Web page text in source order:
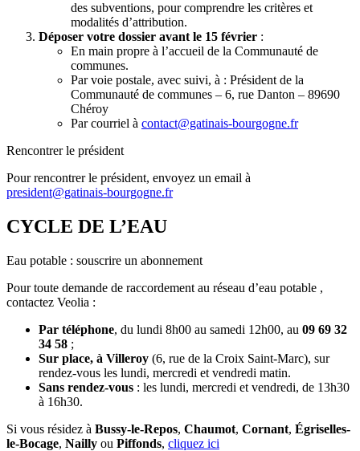
des subventions, pour comprendre les critères et
modalités d’attribution.
Déposer votre dossier avant le 15 février :
En main propre à l’accueil de la Communauté de
communes.
Par voie postale, avec suivi, à : Président de la
Communauté de communes – 6, rue Danton – 89690
Chéroy
Par courriel à contact@gatinais-bourgogne.fr
Rencontrer le président
Pour rencontrer le président, envoyez un email à
president@gatinais-bourgogne.fr
CYCLE DE L’EAU
Eau potable : souscrire un abonnement
Pour toute demande de raccordement au réseau d’eau potable ,
contactez Veolia :
Par téléphone, du lundi 8h00 au samedi 12h00, au 09 69 32
34 58 ;
Sur place, à Villeroy (6, rue de la Croix Saint-Marc), sur
rendez-vous les lundi, mercredi et vendredi matin.
Sans rendez-vous : les lundi, mercredi et vendredi, de 13h30
à 16h30.
Si vous résidez à Bussy-le-Repos, Chaumot, Cornant, Égriselles-
le-Bocage, Nailly ou Piffonds, cliquez ici